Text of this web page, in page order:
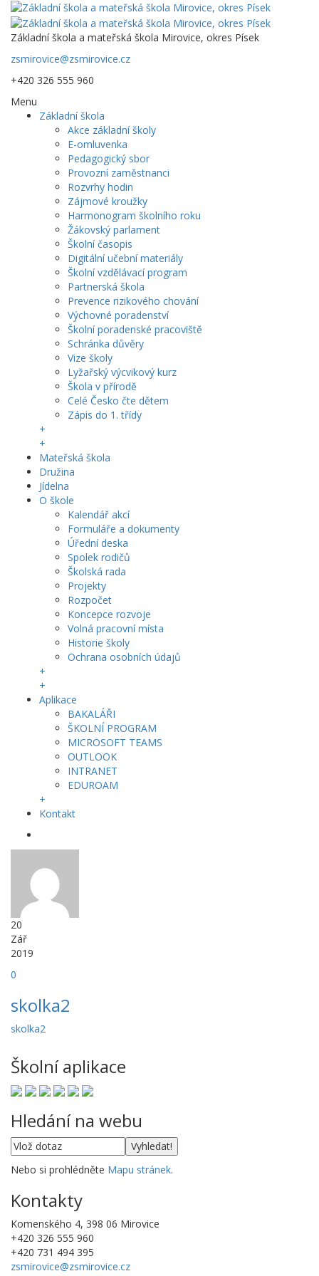
Základní škola a mateřská škola Mirovice, okres Písek
zsmirovice@zsmirovice.cz
+420 326 555 960
Menu
Základní škola
Akce základní školy
E-omluvenka
Pedagogický sbor
Provozní zaměstnanci
Rozvrhy hodin
Zájmové kroužky
Harmonogram školního roku
Žákovský parlament
Školní časopis
Digitální učební materiály
Školní vzdělávací program
Partnerská škola
Prevence rizikového chování
Výchovné poradenství
Školní poradenské pracoviště
Schránka důvěry
Vize školy
Lyžařský výcvikový kurz
Škola v přírodě
Celé Česko čte dětem
Zápis do 1. třídy
+
+
Mateřská škola
Družina
Jídelna
O škole
Kalendář akcí
Formuláře a dokumenty
Úřední deska
Spolek rodičů
Školská rada
Projekty
Rozpočet
Koncepce rozvoje
Volná pracovní místa
Historie školy
Ochrana osobních údajů
+
+
Aplikace
BAKALÁŘI
ŠKOLNÍ PROGRAM
MICROSOFT TEAMS
OUTLOOK
INTRANET
EDUROAM
+
Kontakt
20
Zář
2019
0
skolka2
skolka2
Školní aplikace
Hledání na webu
Nebo si prohlédněte Mapu stránek.
Kontakty
Komenského 4, 398 06 Mirovice
+420 326 555 960
+420 731 494 395
zsmirovice@zsmirovice.cz